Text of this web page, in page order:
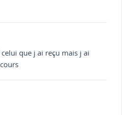
que j ai reçu mais j ai